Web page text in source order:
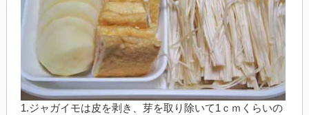
1.ジャガイモは皮を剥き、芽を取り除いて1ｃｍくらいの